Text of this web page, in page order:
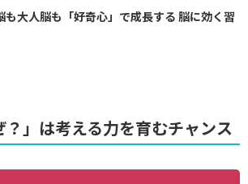
も大人脳も「好奇心」で成長する 脳に効く習
」は考える力を育むチャンス